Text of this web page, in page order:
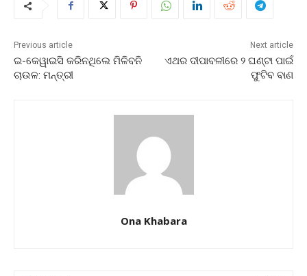
Previous article
ଇ-କେୱାଇସି କରିନଥିଲେ ମିଳିବନି
ଚାଉଳ: ମନ୍ତ୍ରୀ
Next article
ଏଥର ଦୀପାବଳୀରେ ୨ ଘଣ୍ଟା ପାଇଁ
ଫୁଟିବ ବାଣ
Ona Khabara